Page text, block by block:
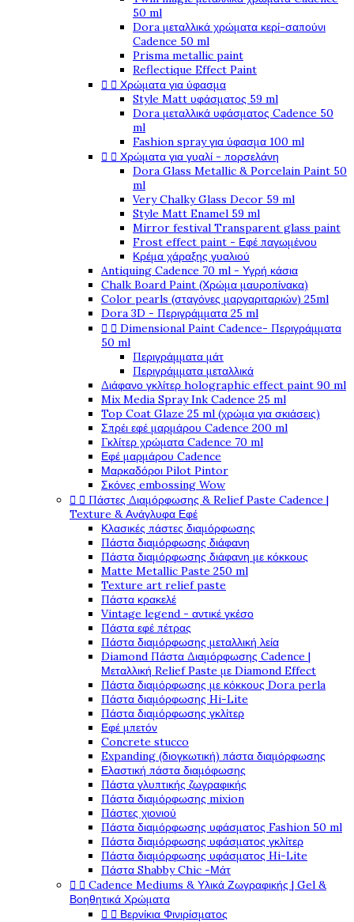
50 ml
Dora μεταλλικά χρώματα κερί-σαπούνι
Cadence 50 ml
Prisma metallic paint
Reflectique Effect Paint
  Χρώματα για ύφασμα
Style Matt υφάσματος 59 ml
Dora μεταλλικά υφάσματος Cadence 50
ml
Fashion spray για ύφασμα 100 ml
  Χρώματα για γυαλί - πορσελάνη
Dora Glass Metallic & Porcelain Paint 50
ml
Very Chalky Glass Decor 59 ml
Style Matt Enamel 59 ml
Mirror festival Transparent glass paint
Frost effect paint - Εφέ παγωμένου
Κρέμα χάραξης γυαλιού
Antiquing Cadence 70 ml - Υγρή κάσια
Chalk Board Paint (Χρώμα μαυροπίνακα)
Color pearls (σταγόνες μαργαριταριών) 25ml
Dora 3D - Περιγράμματα 25 ml
  Dimensional Paint Cadence- Περιγράμματα
50 ml
Περιγράμματα μάτ
Περιγράμματα μεταλλικά
Διάφανο γκλίτερ holographic effect paint 90 ml
Mix Media Spray Ink Cadence 25 ml
Top Coat Glaze 25 ml (χρώμα για σκιάσεις)
Σπρέι εφέ μαρμάρου Cadence 200 ml
Γκλίτερ χρώματα Cadence 70 ml
Εφέ μαρμάρου Cadence
Μαρκαδόροι Pilot Pintor
Σκόνες embossing Wow
  Πάστες Διαμόρφωσης & Relief Paste Cadence |
Texture & Ανάγλυφα Εφέ
Κλασικές πάστες διαμόρφωσης
Πάστα διαμόρφωσης διάφανη
Πάστα διαμόρφωσης διάφανη με κόκκους
Matte Metallic Paste 250 ml
Texture art relief paste
Πάστα κρακελέ
Vintage legend - αντικέ γκέσο
Πάστα εφέ πέτρας
Πάστα διαμόρφωσης μεταλλική λεία
Diamond Πάστα Διαμόρφωσης Cadence |
Μεταλλική Relief Paste με Diamond Effect
Πάστα διαμόρφωσης με κόκκους Dora perla
Πάστα διαμόρφωσης Hi-Lite
Πάστα διαμόρφωσης γκλίτερ
Εφέ μπετόν
Concrete stucco
Expanding (διογκωτική) πάστα διαμόρφωσης
Ελαστική πάστα διαμόφωσης
Πάστα γλυπτικής ζωγραφικής
Πάστα διαμόρφωσης mixion
Πάστες χιονιού
Πάστα διαμόρφωσης υφάσματος Fashion 50 ml
Πάστα διαμόρφωσης υφάσματος γκλίτερ
Πάστα διαμόρφωσης υφάσματος Hi-Lite
Πάστα Shabby Chic -Μάτ
  Cadence Mediums & Υλικά Ζωγραφικής | Gel &
Βοηθητικά Χρώματα
  Βερνίκια Φινιρίσματος